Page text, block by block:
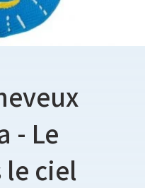
- Le
le ciel